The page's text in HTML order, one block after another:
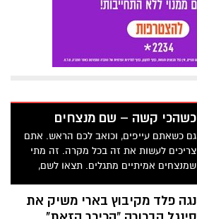
כשהכי קשה – שם מנצחים
גם כשאתם עייפים, וכואב לכם הראש. אתם
צריכים לעשות את זה בכל מקרה. זה מתי
שמנצחים אמיתיים מתגלים. תצאו לשם,
בשביל המשפחה והחברים שלכם. תמשיכו
לעשות את ההחלטות הנכונות, גם כשזה הדבר
נגה פלד מקיבוץ בארי משיק את